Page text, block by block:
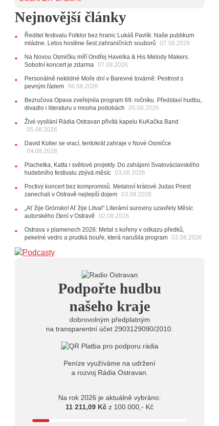
Svatováclavského hudebního festivalu zbývá měsíc
11:00
Do Ostravy se vrací britští Modestep, vystoupí v
listopadu v klubu Barrák
VIDEO
10:33
Úsměvné historky ze života ostravské kapely
Verše: Od zapomenutých baterek až po kuriózní krádež
28.07.2026
jen několik desítek posledních vstupenek
27.07.2026
20:44
10:06
Ladná Čeladná nabídne Olympic, Langerovou i
Kirschner, návštěvníci nově zaplatí už jen pomocí čipů
24.07.2026
Zpěvačka Tanja vydala nové EP Plamen
22.07.2026
roku jsme upgradovali naši show
AUDIO
20:09
Na Novou Osmičku míří Bára Zmeková Trio.
Výrazná osobnost české alternativní scény zahraje ve
Frýdku-Místku
herec Dušan Urban
20.07.2026
Štěrkovna Open Music: Klubová scéna na festivalu
nabídne Krhuta i Beatles
Nejnovější články
Ředitel festivalu Folklor bez hranic Lukáš Pavlík: Naše publikum
mládne. Letos hostíme šest zahraničních souborů
07.08.2026
Na Novou Osmičku míří Ondřej Havelka & His Melody Makers.
Sobotní koncert je zdarma 07.08.2026
Personálně neklidné Moře dní v Barevné továrně: Pestrost s
pevným řádem 06.08.2026
Bezručova Opava zveřejnila program 69. ročníku. Představí hudbu,
divadlo i literaturu v mnoha podobách
05.08.2026
Živé vysílání Rádia Ostravan přivítá kapelu KuKačka Band
05.08.2026
David Koller se vrací, tentokrát zahraje v Nové Osmičce
04.08.2026
Plachetka, Katta i světové projekty. Do zahájení Svatováclavského
hudebního festivalu zbývá měsíc 03.08.2026
Poctivý koncert bez kompromisů. Metaloví králové Judas Priest
zanechali v Ostravě nejlepší dojem 03.08.2026
„Ať žije Grónsko! Ať žije Litva!“ Literární suroviny uzavřely Měsíc
autorského čtení v Ostravě
02.08.2026
Ostrava v plamenech 2026: Metal s kořeny v odkazu předků,
pekelné vedro a prudká bouře, která narušila program 02.08.2026
Podpořte hudbu
našeho kraje
dobrovolným předplatným
na transparentní účet 2903129090/2010.
Peníze využíváme na udržení
a rozvoj Rádia Ostravan.
Na rok 2026 je aktuálně vybráno:
11 211,09 Kč z 100.000,- Kč